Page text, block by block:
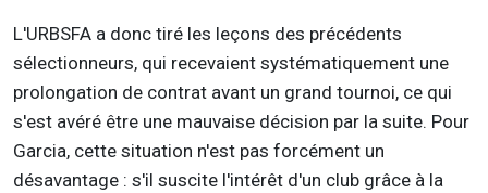
L'URBSFA a donc tiré les leçons des précédents
sélectionneurs, qui recevaient systématiquement une
prolongation de contrat avant un grand tournoi, ce qui
s'est avéré être une mauvaise décision par la suite. Pour
Garcia, cette situation n'est pas forcément un
désavantage : s'il suscite l'intérêt d'un club grâce à la